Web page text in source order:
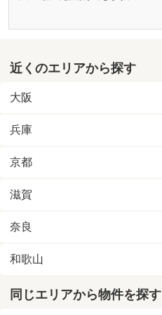
近くのエリアから探す
大阪
兵庫
京都
滋賀
奈良
和歌山
同じエリアから物件を探す